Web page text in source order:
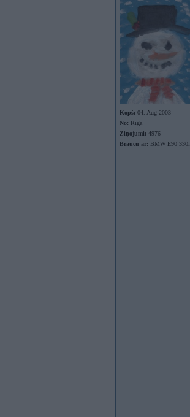
Kopš: 04. Aug 2003
No: Rīga
Ziņojumi: 4976
Braucu ar: BMW E90 330i